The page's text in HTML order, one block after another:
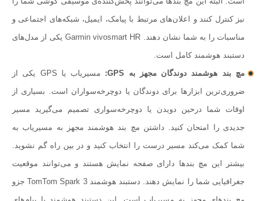
نیز کنترل کنند و اعلان‌های مرتبط با پیامک، ایمیل، شبکه‌‌های اجتماعی و
مناسبات را به شما نشان دهند. Garmin vivosmart HR یکی از مدل‌های
دستبند هوشمند کامل است.
مچ بند هوشمند دوندگان مجهز به GPS:
مسیریاب یا GPS یکی از
ضروری‌ترین ابزارها برای دوندگان یا دوچرخه‌سواران است. بسیاری از
اوقات شما درحین دویدن یا دوچرخه‌سواری تصمیم می‌گیرید مسیر
جدیدی را امتحان کنید. داشتن مچ بند هوشمند مجهز به مسیریاب به
شما کمک می‌کند مسیر درست را انتخاب کنید و در بین راه گم نشوید.
بیشتر این مچ بندها دارای صفحه نمایش هستند و می‌توانند موقعیت
جغرافیایی شما را نمایش دهند. دستبند هوشمند TomTom Spark 3 جزو